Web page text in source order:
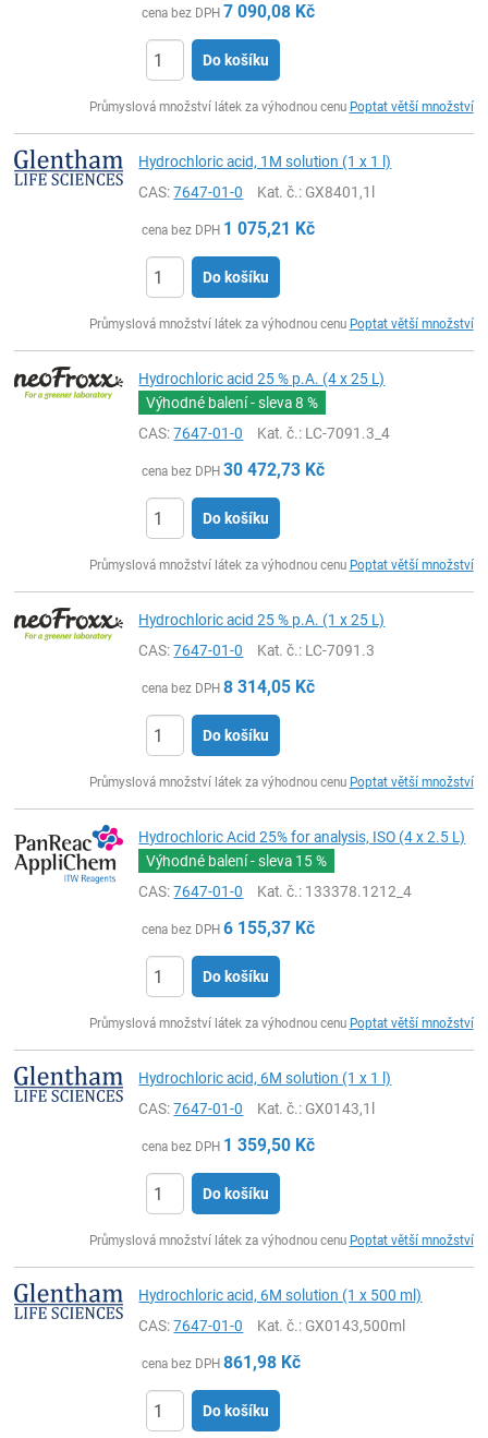
cena bez DPH 7 090,08 Kč
Do košíku
Průmyslová množství látek za výhodnou cenu Poptat větší množství
Hydrochloric acid, 1M solution (1 x 1 l)
CAS:7647-01-0 Kat. č.: GX8401,1l
cena bez DPH 1 075,21 Kč
Do košíku
Průmyslová množství látek za výhodnou cenu Poptat větší množství
Hydrochloric acid 25 % p.A. (4 x 25 L)
Výhodné balení - sleva8 %
CAS:7647-01-0 Kat. č.: LC-7091.3_4
cena bez DPH 30 472,73 Kč
Do košíku
Průmyslová množství látek za výhodnou cenu Poptat větší množství
Hydrochloric acid 25 % p.A. (1 x 25 L)
CAS:7647-01-0 Kat. č.: LC-7091.3
cena bez DPH 8 314,05 Kč
Do košíku
Průmyslová množství látek za výhodnou cenu Poptat větší množství
Hydrochloric Acid 25% for analysis, ISO (4 x 2.5 L)
Výhodné balení - sleva 15 %
CAS:7647-01-0 Kat. č.: 133378.1212_4
cena bez DPH 6 155,37 Kč
Do košíku
Průmyslová množství látek za výhodnou cenu Poptat větší množství
Hydrochloric acid, 6M solution (1 x 1 l)
CAS:7647-01-0 Kat. č.: GX0143,1l
cena bez DPH 1 359,50 Kč
Do košíku
Průmyslová množství látek za výhodnou cenu Poptat větší množství
Hydrochloric acid, 6M solution (1 x 500 ml)
CAS:7647-01-0 Kat. č.: GX0143,500ml
cena bez DPH 861,98 Kč
Do košíku